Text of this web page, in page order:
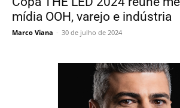
mídia OOH, varejo e indústria
Marco Viana - 30 de julho de 2024